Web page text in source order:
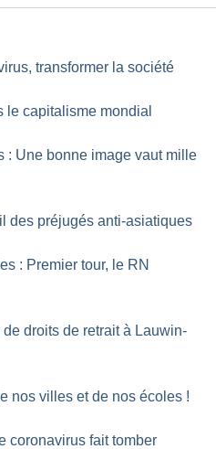
transformer la société
le capitalisme mondial
: Une bonne image vaut mille
des préjugés anti-asiatiques
: Premier tour, le RN
droits de retrait à Lauwin-
nos villes et de nos écoles !
coronavirus fait tomber